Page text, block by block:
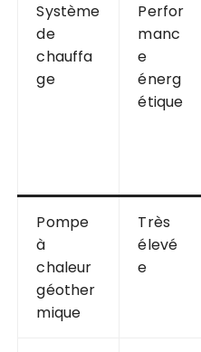
Système
de
chauffa
ge
Perfor
manc
e
énerg
étique
Pompe
à
chaleur
géother
mique
Très
élevé
e